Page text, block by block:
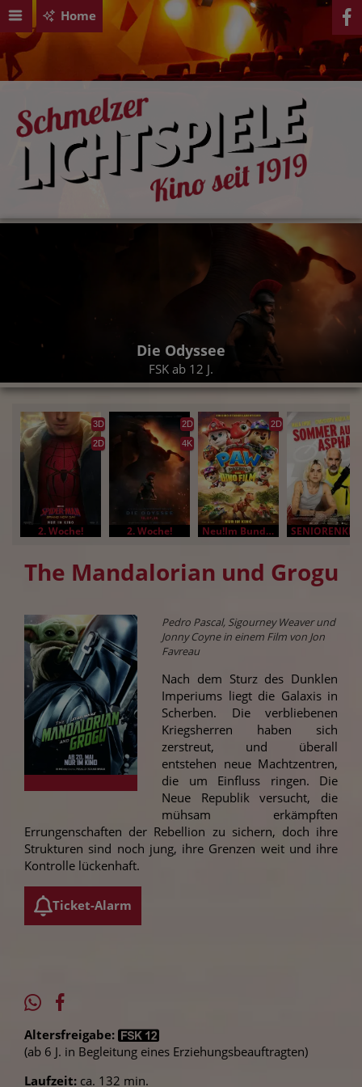
Home
Die Odyssee
FSK ab 12 J.
3D
2D
2. Woche!
2D
4K
2. Woche!
2D
Neu!Im Bundesstart
The Mandalorian und Grogu
Pedro Pascal, Sigourney Weaver und
Jonny Coyne in einem Film von Jon
Favreau
Nach dem Sturz des Dunklen
Imperiums liegt die Galaxis in
Scherben. Die verbliebenen
Kriegsherren haben sich
zerstreut, und überall
entstehen neue Machtzentren,
die um Einfluss ringen. Die
Neue Republik versucht, die
mühsam erkämpften
Errungenschaften der Rebellion zu sichern, doch ihre
Strukturen sind noch jung, ihre Grenzen weit und ihre
Kontrolle lückenhaft.
Ticket-Alarm
Altersfreigabe:
(ab 6 J. in Begleitung eines Erziehungsbeauftragten)
Laufzeit: ca. 132 min.